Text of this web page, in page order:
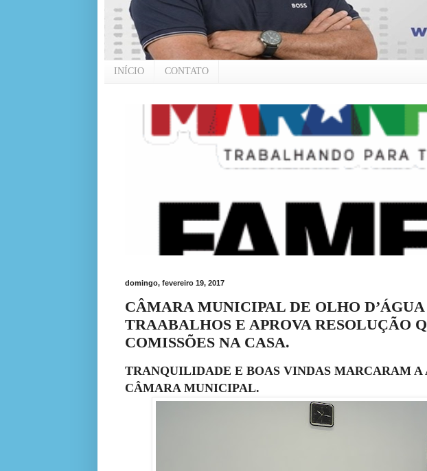
INÍCIO CONTATO
domingo, fevereiro 19, 2017
CÂMARA MUNICIPAL DE OLHO
TRAABALHOS E APROVA RESOLUÇÃO
COMISSÕES NA CASA.
TRANQUILIDADE E BOAS VINDAS MARCARAM A
CÂMARA MUNICIPAL.